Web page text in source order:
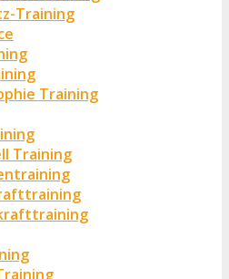
Training
Training
Training